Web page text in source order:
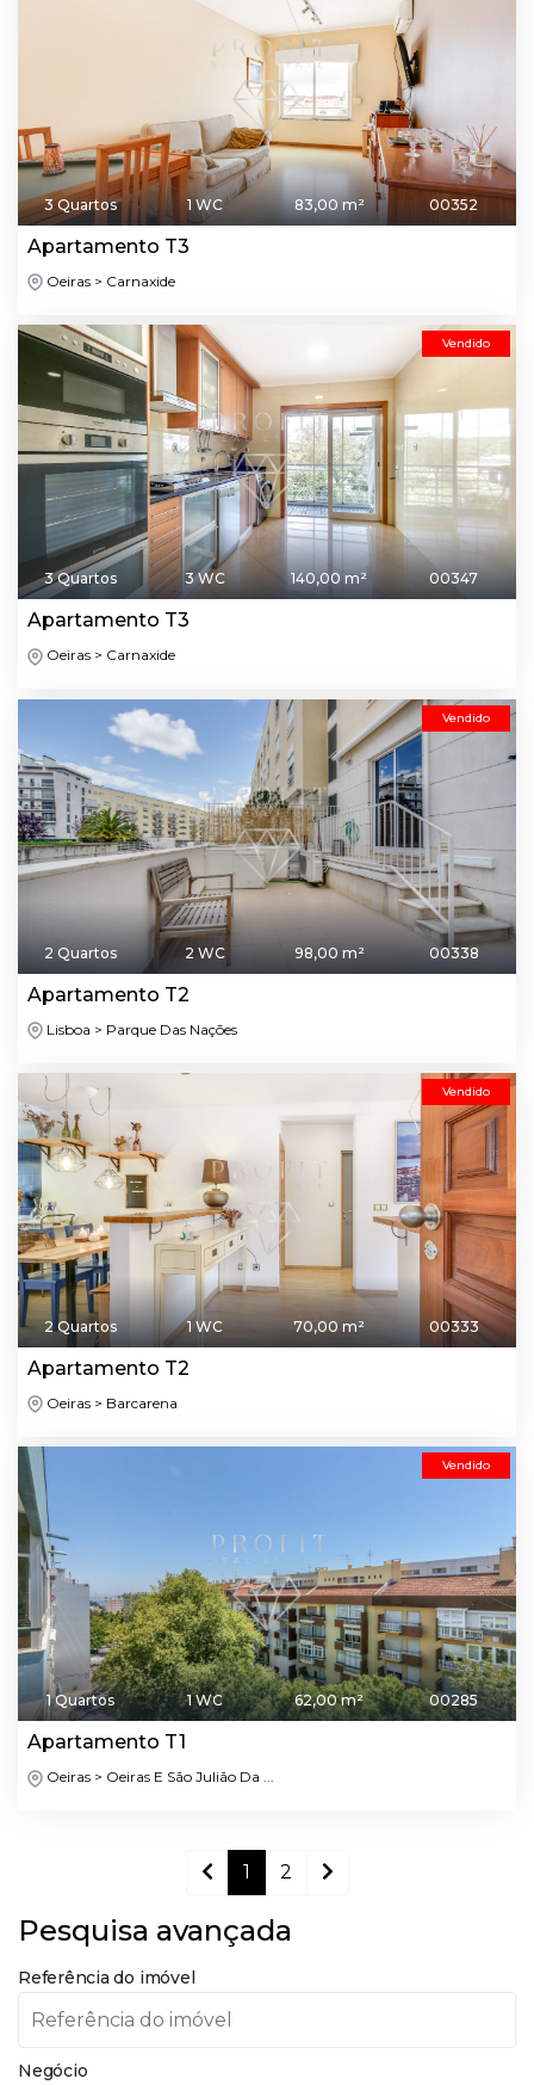
3 Quartos 1 WC 83,00 m² 00352
Apartamento T3
Oeiras > Carnaxide
Vendido
3 Quartos 3 WC 140,00 m² 00347
Apartamento T3
Oeiras > Carnaxide
Vendido
2 Quartos 2 WC 98,00 m² 00338
Apartamento T2
Lisboa > Parque Das Nações
Vendido
2 Quartos 1 WC 70,00 m² 00333
Apartamento T2
Oeiras > Barcarena
Vendido
1 Quartos 1 WC 62,00 m² 00285
Apartamento T1
Oeiras > Oeiras E São Julião Da ...
1 2
Pesquisa avançada
Referência do imóvel
Negócio